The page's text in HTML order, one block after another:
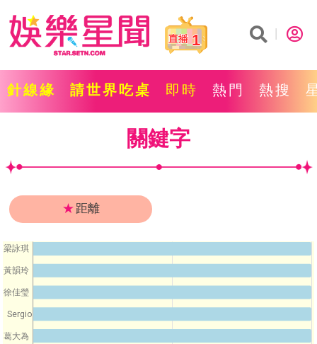
1
針線緣 請世界吃桌 即時 熱門 熱搜
關鍵字
★ 距離
梁詠琪
黃韻玲
徐佳瑩
Sergio
葛大為